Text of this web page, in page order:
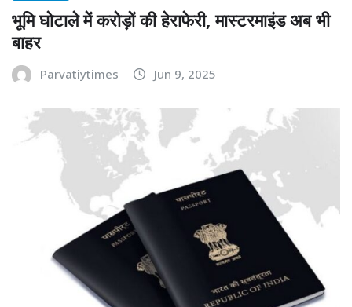
भूमि घोटाले में करोड़ों की हेराफेरी, मास्टरमाइंड अब भी
बाहर
Parvatiytimes Jun 9, 2025